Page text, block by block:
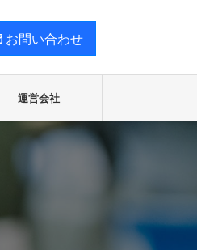
お問い合わせ
運営会社